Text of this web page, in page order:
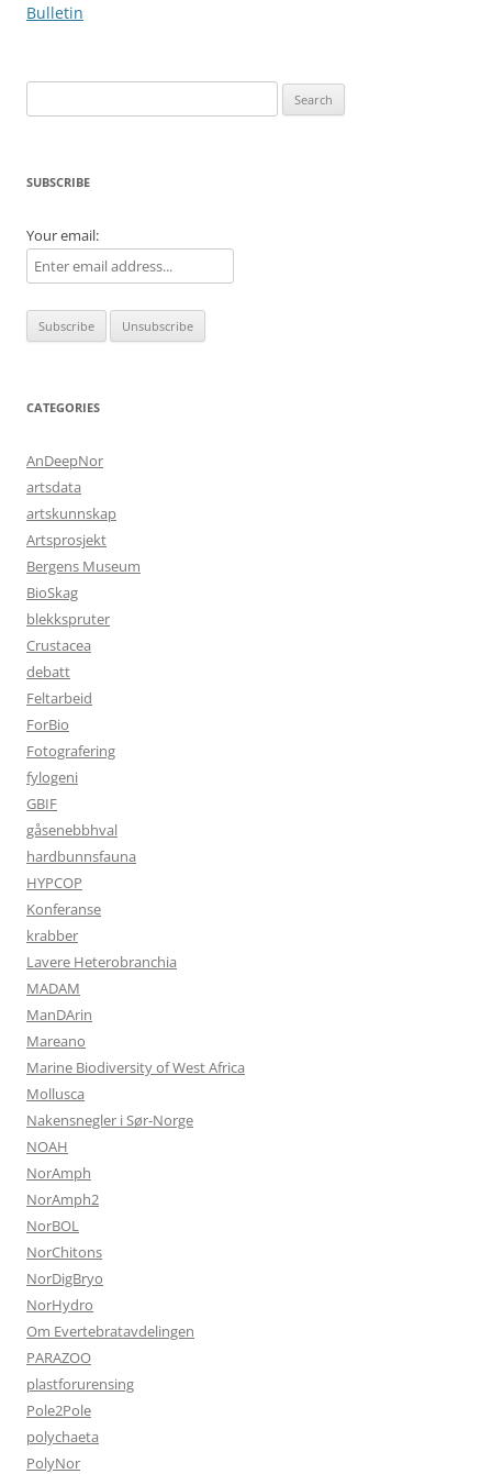
navigation
Bulletin
for:
SUBSCRIBE
Your email:
CATEGORIES
AnDeepNor
artsdata
artskunnskap
Artsprosjekt
Bergens Museum
BioSkag
blekkspruter
Crustacea
debatt
Feltarbeid
ForBio
Fotografering
fylogeni
GBIF
gåsenebbhval
hardbunnsfauna
HYPCOP
Konferanse
krabber
Lavere Heterobranchia
MADAM
ManDArin
Mareano
Marine Biodiversity of West Africa
Mollusca
Nakensnegler i Sør-Norge
NOAH
NorAmph
NorAmph2
NorBOL
NorChitons
NorDigBryo
NorHydro
Om Evertebratavdelingen
PARAZOO
plastforurensing
Pole2Pole
polychaeta
PolyNor